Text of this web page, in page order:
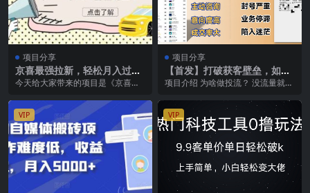
项目分享
京喜最强拉新，轻松月入过
万，偏门玩法，小白也能轻易
今天给大家带来的项目是《京喜最
法，小白也能轻易上手》...
项目分享
【首发】打破获客壁垒，如何
利用投放实现财富自由与事业
项目介绍 为啥做投流？​ 没流量就没
是长久运营本事...
VIP VIP